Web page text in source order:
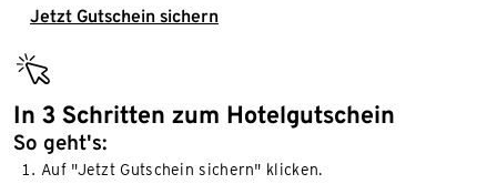
Jetzt Gutschein sichern
mouse_click
In 3 Schritten zum Hotelgutschein
So geht's:
Auf "Jetzt Gutschein sichern" klicken.